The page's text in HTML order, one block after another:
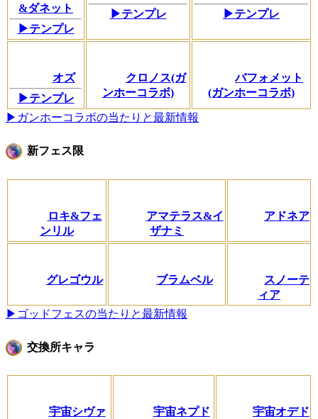
&ダネット
▶テンプレ
▶テンプレ
▶テンプレ
オズ
▶テンプレ
クロノス(ガ
ンホーコラボ)
バフォメット
(ガンホーコラボ)
▶ガンホーコラボの当たりと最新情報
新フェス限
ロキ&フェ
ンリル
アマテラス&イ
ザナミ
アドネア
グレゴウル ブラムベル
スノーテ
ィア
▶ゴッドフェスの当たりと最新情報
交換所キャラ
宇宙シヴァ
宇宙ネプド
宇宙オデド